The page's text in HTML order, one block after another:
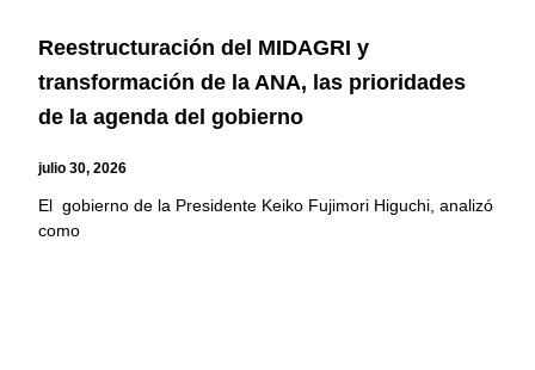
Reestructuración del MIDAGRI y
transformación de la ANA, las prioridades
de la agenda del gobierno
julio 30, 2026
El gobierno de la Presidente Keiko Fujimori Higuchi, analizó
como